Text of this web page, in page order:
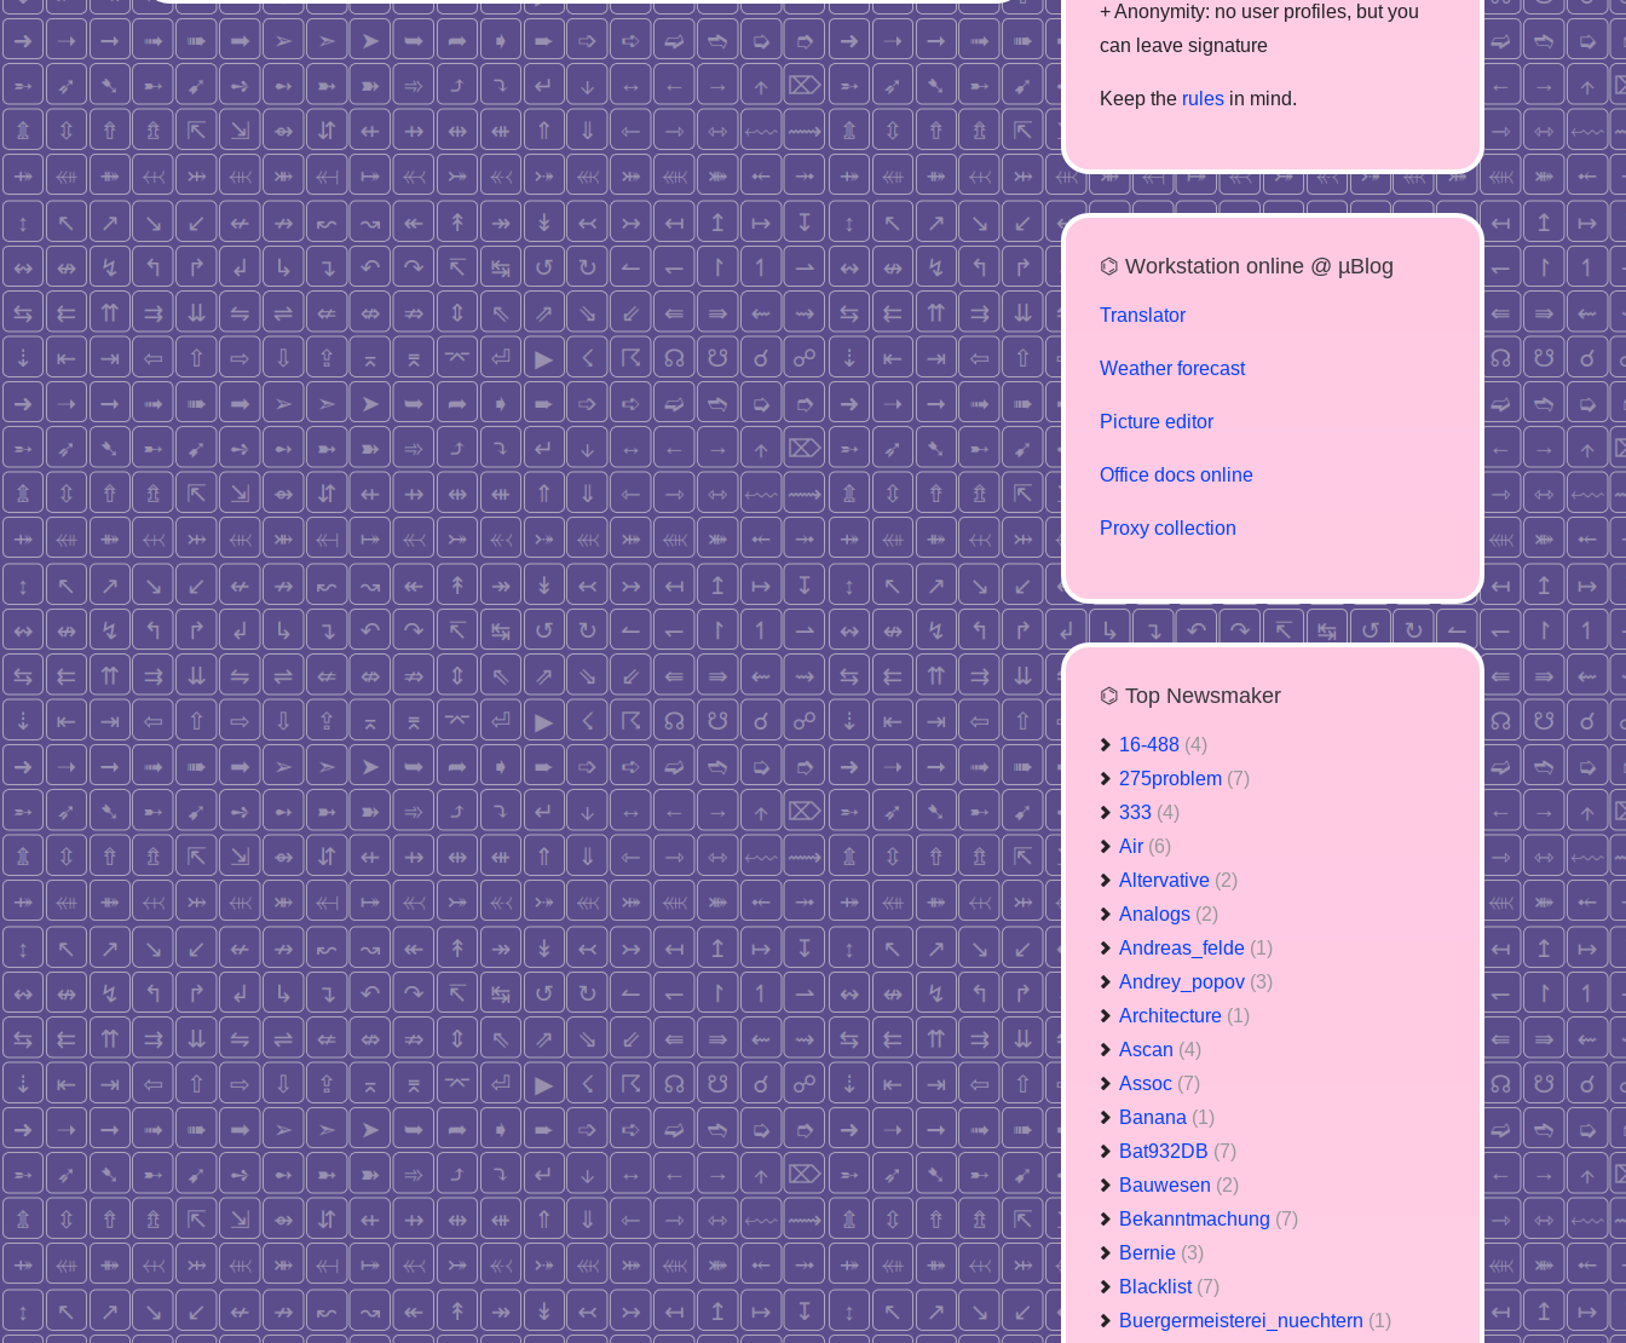
+ Anonymity: no user profiles, but you
can leave signature
Keep the rules in mind.
⌬ Workstation online @ µBlog
Translator
Weather forecast
Picture editor
Office docs online
Proxy collection
⌬ Top Newsmaker
16-488 (4)
275problem (7)
333 (4)
Air (6)
Altervative (2)
Analogs (2)
Andreas_felde (1)
Andrey_popov (3)
Architecture (1)
Ascan (4)
Assoc (7)
Banana (1)
Bat932DB (7)
Bauwesen (2)
Bekanntmachung (7)
Bernie (3)
Blacklist (7)
Buergermeisterei_nuechtern (1)